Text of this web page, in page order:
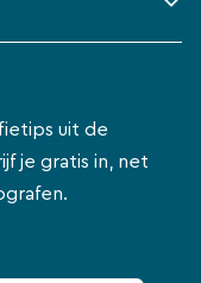
uit de
je gratis in, net